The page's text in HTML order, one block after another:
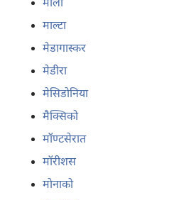
माली
माल्टा
मेडागास्कर
मेडीरा
मेसिडोनिया
मैक्सिको
मॉण्टसेरात
मॉरीशस
मोनाको